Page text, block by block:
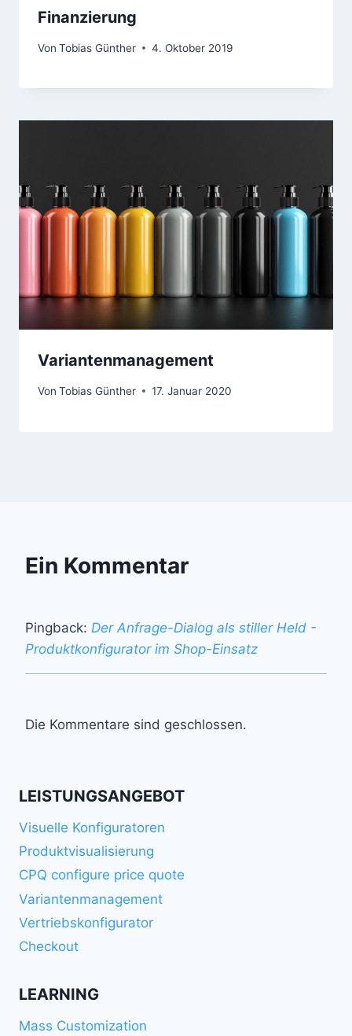
Finanzierung
Von Tobias Günther 4. Oktober 2019
Variantenmanagement
Von Tobias Günther 17. Januar 2020
Ein Kommentar
Pingback: Der Anfrage-Dialog als stiller Held -
Produktkonfigurator im Shop-Einsatz
Die Kommentare sind geschlossen.
LEISTUNGSANGEBOT
Visuelle Konfiguratoren
Produktvisualisierung
CPQ configure price quote
Variantenmanagement
Vertriebskonfigurator
Checkout
LEARNING
Mass Customization